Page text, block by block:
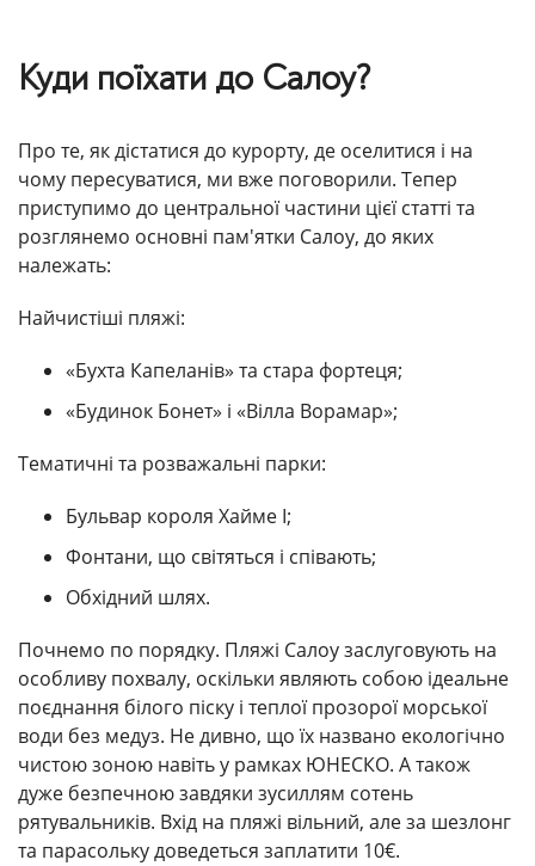
Куди поїхати до Салоу?
Про те, як дістатися до курорту, де оселитися і на
чому пересуватися, ми вже поговорили. Тепер
приступимо до центральної частини цієї статті та
розглянемо основні пам'ятки Салоу, до яких
належать:
Найчистіші пляжі:
«Бухта Капеланів» та стара фортеця;
«Будинок Бонет» і «Вілла Ворамар»;
Тематичні та розважальні парки:
Бульвар короля Хайме І;
Фонтани, що світяться і співають;
Обхідний шлях.
Почнемо по порядку. Пляжі Салоу заслуговують на
особливу похвалу, оскільки являють собою ідеальне
поєднання білого піску і теплої прозорої морської
води без медуз. Не дивно, що їх названо екологічно
чистою зоною навіть у рамках ЮНЕСКО. А також
дуже безпечною завдяки зусиллям сотень
рятувальників. Вхід на пляжі вільний, але за шезлонг
та парасольку доведеться заплатити 10€.